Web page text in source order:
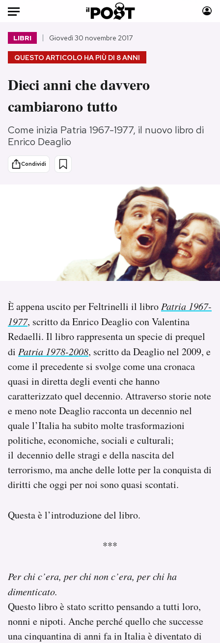
Auto
HOME
Italia
Politica
Tecnologia
Internet
Cultura
Moda
Storie/Idee
Mondiali calcio 2026
NEWSLETTER
I MIEI PREFERITI
SHOP
CALENDARIO
AREA PERSONALE
Area Personale
Newsletter
Regala il Post
Hai bisogno di aiuto?
Esci
QUESTO ARTICOLO HA PIÙ DI 8 ANNI
LIBRI Giovedì 30 novembre 2017
Dieci anni che davvero
cambiarono tutto
Come inizia Patria 1967-1977, il nuovo libro di
Enrico Deaglio
Condividi
È appena uscito per Feltrinelli il libro Patria 1967-
1977, scritto da Enrico Deaglio con Valentina
Redaelli. Il libro rappresenta un specie di prequel
di Patria 1978-2008, scritto da Deaglio nel 2009, e
come il precedente si svolge come una cronaca
quasi in diretta degli eventi che hanno
caratterizzato quel decennio. Attraverso storie note
e meno note Deaglio racconta un decennio nel
quale l’Italia ha subito molte trasformazioni
politiche, economiche, sociali e culturali;
il decennio delle stragi e della nascita del
terrorismo, ma anche delle lotte per la conquista di
diritti che oggi per noi sono quasi scontati.
Questa è l’introduzione del libro.
***
Per chi c’era, per chi non c’era, per chi ha
dimenticato.
Questo libro è stato scritto pensando a tutti loro,
nonni e nipoti. Anche perché quello che successe
una cinquantina di anni fa in Italia è diventato di